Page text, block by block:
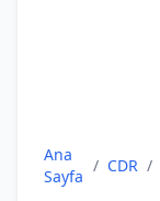
Ana
Sayfa
/ CDR /